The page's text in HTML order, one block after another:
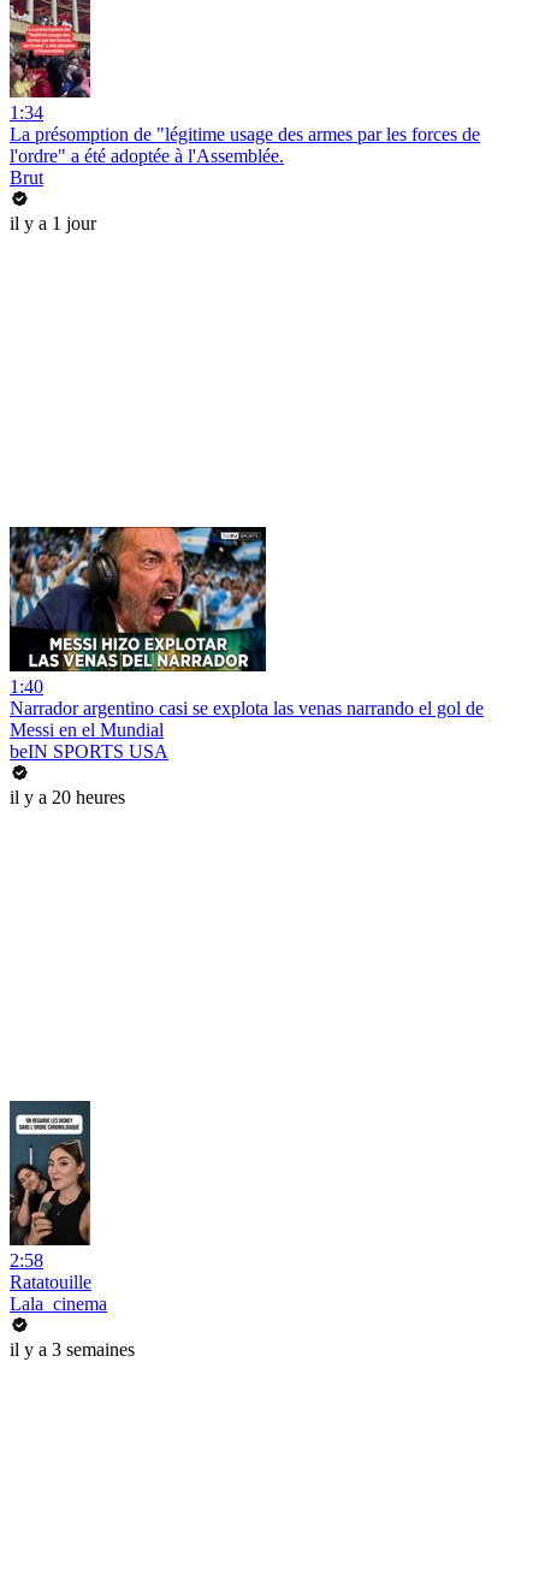
1:34
La présomption de "légitime usage des armes par les forces de
l'ordre" a été adoptée à l'Assemblée.
Brut
il y a 1 jour
1:40
Narrador argentino casi se explota las venas narrando el gol de
Messi en el Mundial
beIN SPORTS USA
il y a 20 heures
2:58
Ratatouille
Lala_cinema
il y a 3 semaines